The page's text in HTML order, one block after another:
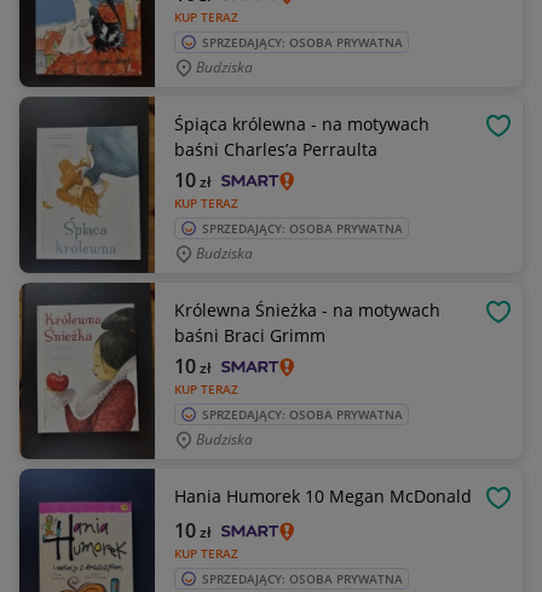
KUP TERAZ
SPRZEDAJĄCY: OSOBA PRYWATNA
Budziska
Śpiąca królewna - na motywach
baśni Charles’a Perraulta
KUP TERAZ
10zł
SPRZEDAJĄCY: OSOBA PRYWATNA
Budziska
Królewna Śnieżka - na motywach
baśni Braci Grimm
KUP TERAZ
10zł
SPRZEDAJĄCY: OSOBA PRYWATNA
Budziska
Hania Humorek 10 Megan McDonald
KUP TERAZ
10zł
SPRZEDAJĄCY: OSOBA PRYWATNA